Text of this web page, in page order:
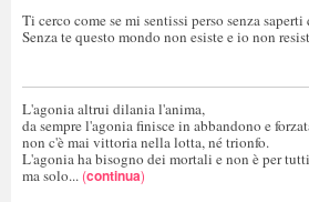
Ti cerco come se mi sentissi perso senza
Senza te questo mondo non esiste e io non
L'agonia altrui dilania l'anima,
da sempre l'agonia finisce in abbandono e
non c'è mai vittoria nella lotta, né trionfo.
L'agonia ha bisogno dei mortali e non è per
ma solo... (continua)